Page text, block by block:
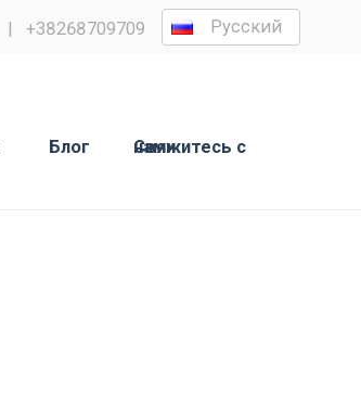
| +38268709709 Русский
Блог
Свяжитесь с нами